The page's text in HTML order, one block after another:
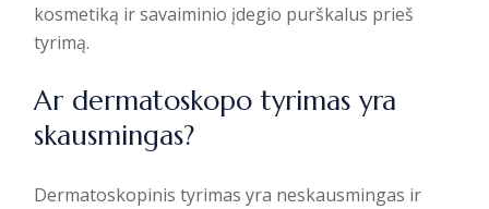
kosmetiką ir savaiminio įdegio purškalus prieš
tyrimą.
Ar dermatoskopo tyrimas yra
skausmingas?
Dermatoskopinis tyrimas yra neskausmingas ir